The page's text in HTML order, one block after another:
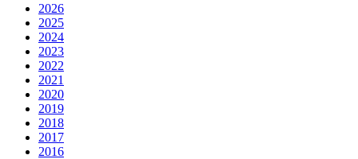
2026
2025
2024
2023
2022
2021
2020
2019
2018
2017
2016